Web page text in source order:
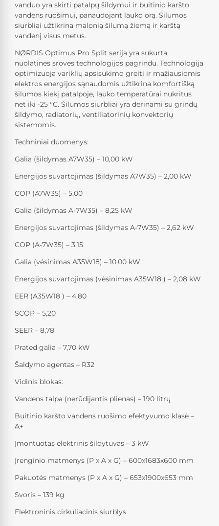
vanduo yra skirti patalpų šildymui ir buitinio karšto
vandens ruošimui, panaudojant lauko orą. Šilumos
siurbliai užtikrina malonią šilumą žiemą ir karštą
vandenį visus metus.
NØRDIS Optimus Pro Split serija yra sukurta
nuolatinės srovės technologijos pagrindu. Technologija
optimizuoja variklių apsisukimo greitį ir mažiausiomis
elektros energijos sąnaudomis užtikrina komfortišką
šilumos kiekį patalpoje, lauko temperatūrai nukritus
net iki -25 °C. Šilumos siurbliai yra derinami su grindų
šildymo, radiatorių, ventiliatorinių konvektorių
sistemomis.
Techniniai duomenys:
Galia (šildymas A7W35) – 10,00 kW
Energijos suvartojimas (šildymas A7W35) – 2,00 kW
COP (A7W35) – 5,00
Galia (šildymas A-7W35) – 8,25 kW
Energijos suvartojimas (šildymas A-7W35) – 2,62 kW
COP (A-7W35) – 3,15
Galia (vėsinimas A35W18) – 10,00 kW
Energijos suvartojimas (vėsinimas A35W18 ) – 2,08 kW
EER (A35W18 ) – 4,80
SCOP – 5,20
SEER – 8,78
Prated galia – 7,70 kW
Šaldymo agentas – R32
Vidinis blokas:
Vandens talpa (nerūdijantis plienas) – 190 litrų
Buitinio karšto vandens ruošimo efektyvumo klasė –
A+
Įmontuotas elektrinis šildytuvas – 3 kW
Įrenginio matmenys (P x A x G) – 600x1683x600 mm
Pakuotės matmenys (P x A x G) – 653x1900x653 mm
Svoris – 139 kg
Elektroninis cirkuliacinis siurblys